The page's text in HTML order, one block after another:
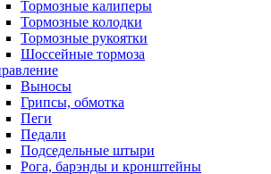
Тормозные калиперы
Тормозные колодки
Тормозные рукоятки
Шоссейные тормоза
Выносы
Грипсы, обмотка
Пеги
Педали
Подседельные штыри
Рога, барэнды и кронштейны